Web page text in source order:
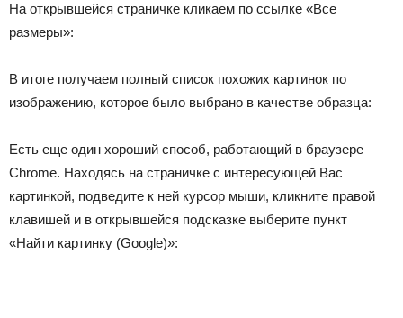
На открывшейся страничке кликаем по ссылке «Все
размеры»:
В итоге получаем полный список похожих картинок по
изображению, которое было выбрано в качестве образца:
Есть еще один хороший способ, работающий в браузере
Chrome. Находясь на страничке с интересующей Вас
картинкой, подведите к ней курсор мыши, кликните правой
клавишей и в открывшейся подсказке выберите пункт
«Найти картинку (Google)»: